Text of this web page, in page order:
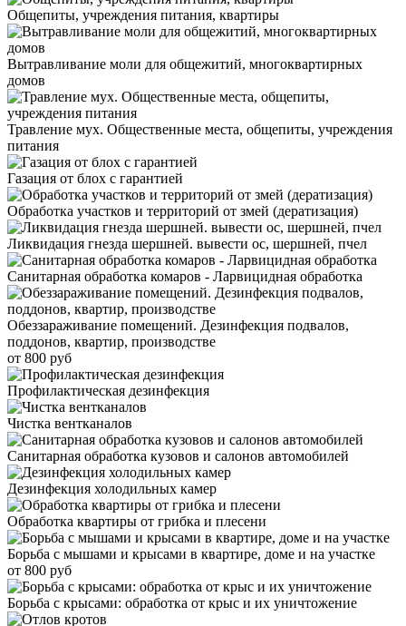
Общепиты, учреждения питания, квартиры
Вытравливание моли для общежитий, многоквартирных
домов
Травление мух. Общественные места, общепиты, учреждения
питания
Газация от блох с гарантией
Обработка участков и территорий от змей (дератизация)
Ликвидация гнезда шершней. вывести ос, шершней, пчел
Санитарная обработка комаров - Ларвицидная обработка
Обеззараживание помещений. Дезинфекция подвалов,
поддонов, квартир, производстве
от 800 руб
Профилактическая дезинфекция
Чистка вентканалов
Санитарная обработка кузовов и салонов автомобилей
Дезинфекция холодильных камер
Обработка квартиры от грибка и плесени
Борьба с мышами и крысами в квартире, доме и на участке
от 800 руб
Борьба с крысами: обработка от крыс и их уничтожение